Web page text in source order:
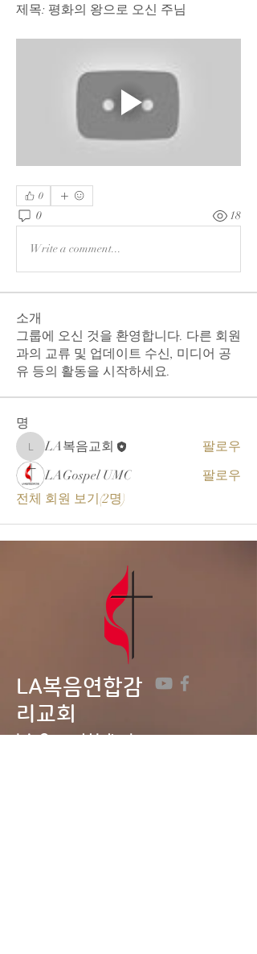
제목: 평화의 왕으로 오신 주님
0
0 18
Write a comment...
소개
그룹에 오신 것을 환영합니다. 다른 회원
과의 교류 및 업데이트 수신, 미디어 공
유 등의 활동을 시작하세요.
명
LA복음교회
LA복음교회
팔로우
LAGospel UMC
팔로우
전체 회원 보기(2명)
LA복음연합감
리교회
LA Gospel United